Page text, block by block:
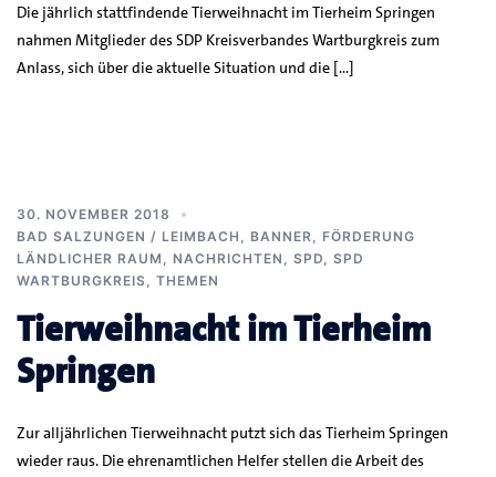
Die jährlich stattfindende Tierweihnacht im Tierheim Springen
nahmen Mitglieder des SDP Kreisverbandes Wartburgkreis zum
Anlass, sich über die aktuelle Situation und die […]
30. NOVEMBER 2018
BAD SALZUNGEN / LEIMBACH
BANNER
FÖRDERUNG
LÄNDLICHER RAUM
NACHRICHTEN SPD
SPD
WARTBURGKREIS
THEMEN
Tierweihnacht im Tierheim
Springen
Zur alljährlichen Tierweihnacht putzt sich das Tierheim Springen
wieder raus. Die ehrenamtlichen Helfer stellen die Arbeit des